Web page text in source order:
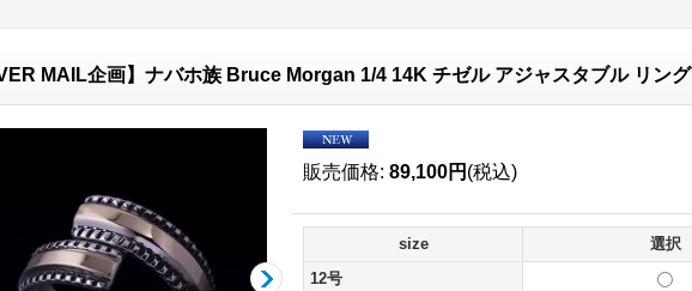
MAIL企画】ナバホ族 Bruce Morgan 1/4 14K チゼル アジャスタブル リング
販売価格: 89,100円 (税込)
size
選択
12号